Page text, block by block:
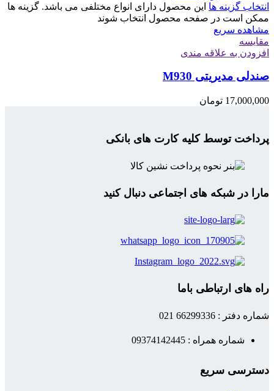
انتخاب گزینه ها این محصول دارای انواع مختلفی می باشد. گزینه ها
ممکن است در صفحه محصول انتخاب شوند
مشاهده سریع
مقایسه
افزودن به علاقه مندی
صندلی مدیریتی M930
17,000,000 تومان
پرداخت توسط کلیه کارت های بانکی
مارا در شبکه های اجتماعی دنبال کنید
راه های ارتباطی باما
شماره دفتر : 66299336 021
شماره همراه : 09374142445
دسترسی سریع